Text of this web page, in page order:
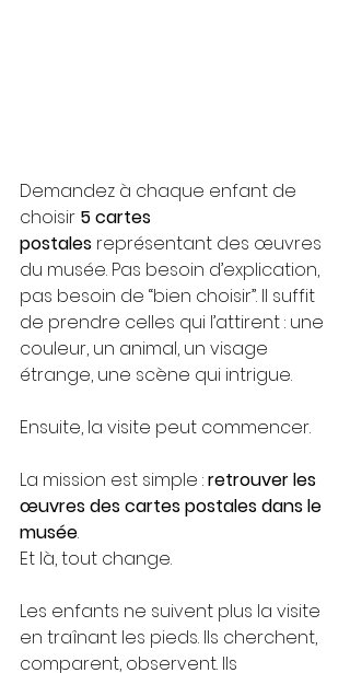
Demandez à chaque enfant de
choisir 5 cartes
postales représentant des œuvres
du musée. Pas besoin d’explication,
pas besoin de “bien choisir”. Il suffit
de prendre celles qui l’attirent : une
couleur, un animal, un visage
étrange, une scène qui intrigue.
Ensuite, la visite peut commencer.
La mission est simple : retrouver les
œuvres des cartes postales dans le
musée.
Et là, tout change.
Les enfants ne suivent plus la visite
en traînant les pieds. Ils cherchent,
comparent, observent. Ils